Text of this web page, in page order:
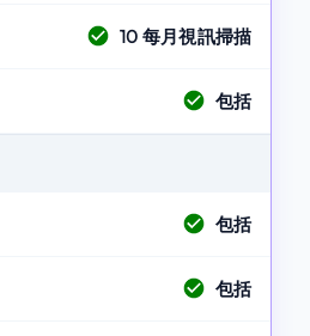
10每月視訊掃描
包括
包括
包括